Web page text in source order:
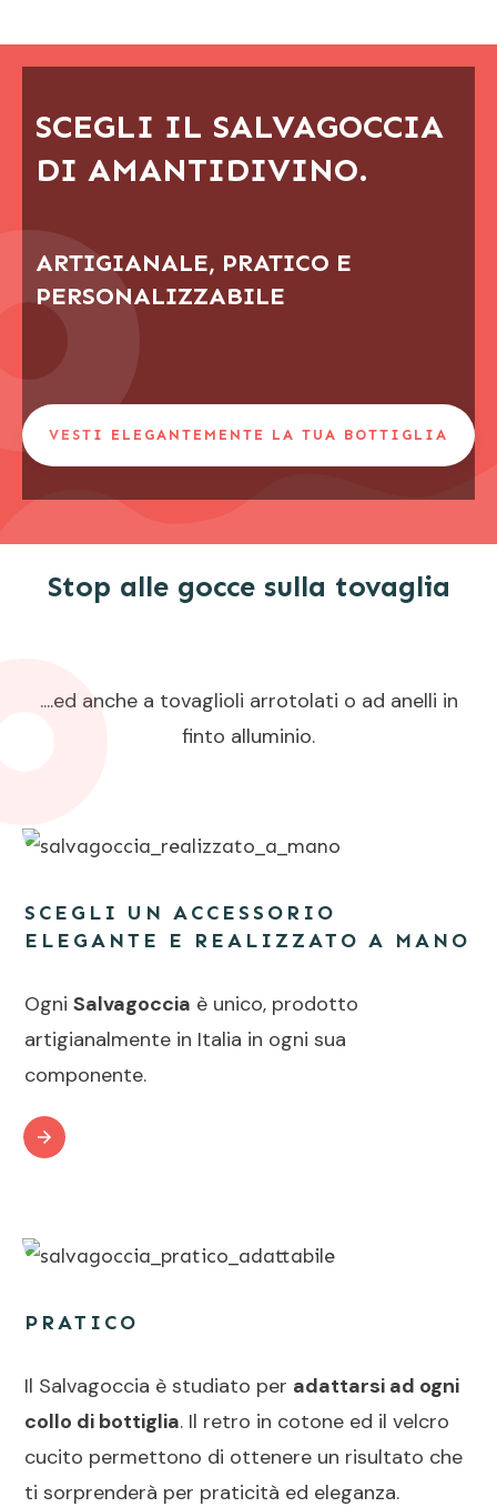
SCEGLI IL SALVAGOCCIA
DI AMANTIDIVINO.
ARTIGIANALE, PRATICO E
PERSONALIZZABILE
VESTI ELEGANTEMENTE LA TUA BOTTIGLIA
Stop alle gocce sulla tovaglia
....ed anche a tovaglioli arrotolati o ad anelli in
finto alluminio.
SCEGLI UN ACCESSORIO
ELEGANTE E REALIZZATO A MANO
Ogni Salvagoccia è unico, prodotto
artigianalmente in Italia in ogni sua
componente.
PRATICO
Il Salvagoccia è studiato per adattarsi ad ogni
collo di bottiglia. Il retro in cotone ed il velcro
cucito permettono di ottenere un risultato che
ti sorprenderà per praticità ed eleganza.